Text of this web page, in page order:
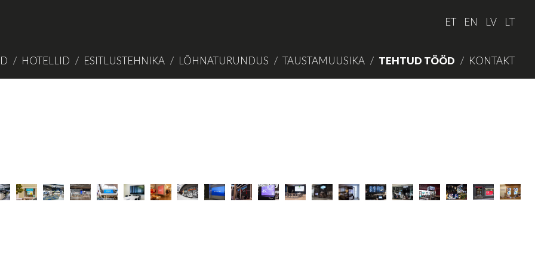
ET EN LV LT
HOTELLID ESITLUSTEHNIKA LÕHNATURUNDUS TAUSTAMUUSIKA TEHTUD TÖÖD KONTAKT